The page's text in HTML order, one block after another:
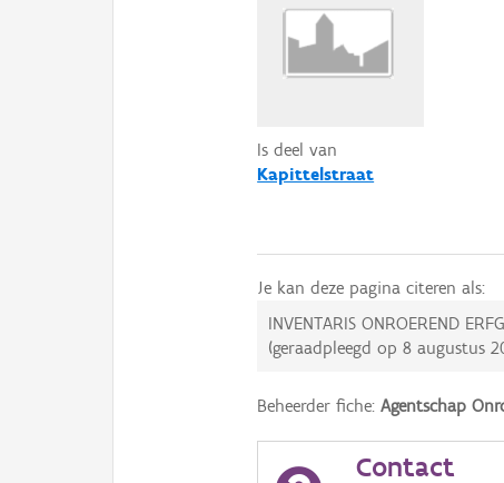
Is deel van
Kapittelstraat
Je kan deze pagina citeren als:
INVENTARIS ONROEREND
(geraadpleegd op8 augustus
Beheerder fiche:Agentschap
Contact